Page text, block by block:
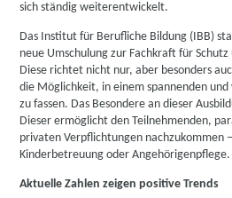
sich ständig weiterentwickelt.
Das Institut für Berufliche Bildung (IBB)
neue Umschulung zur Fachkraft für
Diese richtet nicht nur, aber besonders
die Möglichkeit, in einem spannenden und
zu fassen. Das Besondere an dieser
Dieser ermöglicht den Teilnehmenden,
privaten Verpflichtungen nachzukommen
Kinderbetreuung oder Angehörigenpflege.
Aktuelle Zahlen zeigen positive Trends